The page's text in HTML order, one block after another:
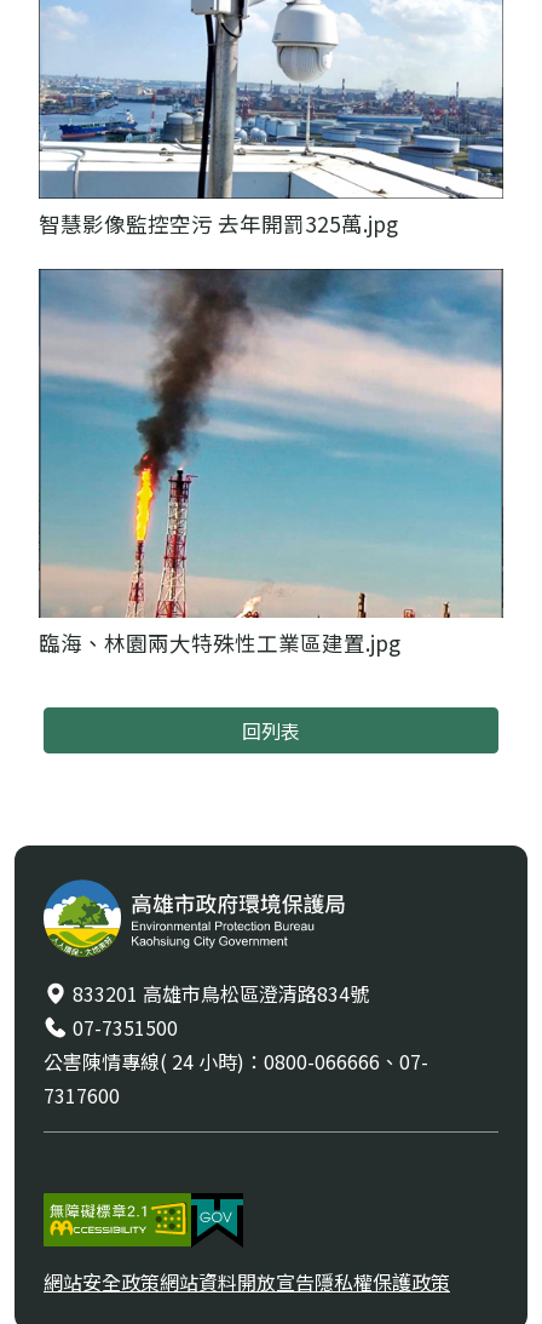
智慧影像監控空污 去年開罰325萬.jpg
臨海、林園兩大特殊性工業區建置.jpg
回列表
833201 高雄市鳥松區澄清路834號
07-7351500
公害陳情專線( 24 小時)：0800-066666、07-
7317600
網站安全政策網站資料開放宣告隱私權保護政策